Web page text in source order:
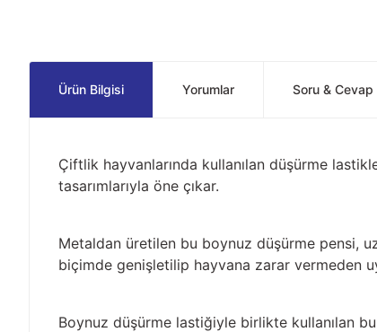
Ürün Bilgisi Yorumlar Soru & Cevap
Çiftlik hayvanlarında kullanılan düşürme
tasarımlarıyla öne çıkar.
Metaldan üretilen bu boynuz düşürme pensi,
biçimde genişletilip hayvana zarar vermeden
Boynuz düşürme lastiğiyle birlikte kullanılan